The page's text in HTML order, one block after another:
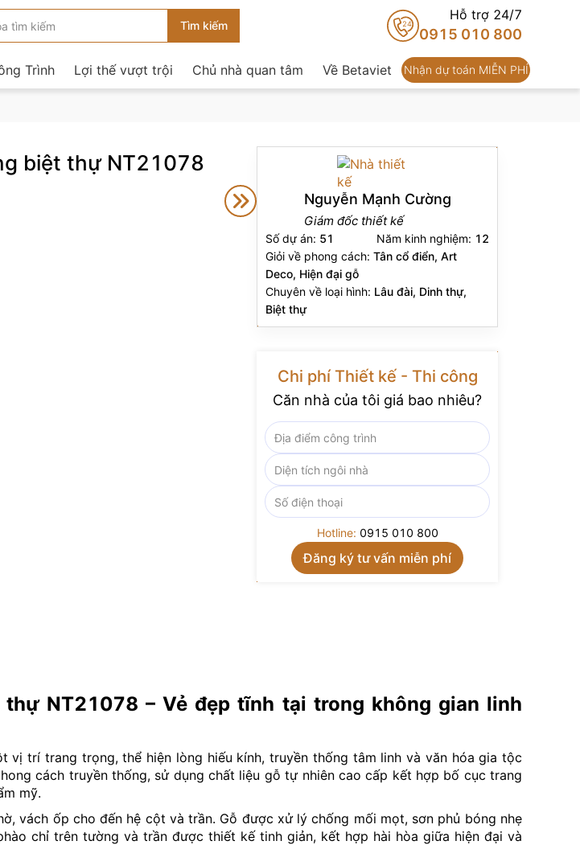
24
Hỗ trợ 24/7
0915 010 800
Trình Lợi thế vượt trội Chủ nhà quan tâm Về Betaviet Nhận dự toán MIỄN PHÍ
biệt thự NT21078
Nguyễn Mạnh Cường
Giám đốc thiết kế
Số dự án: 51 Năm kinh nghiệm: 12
Giỏi về phong cách: Tân cổ điển, Art
Deco, Hiện đại gỗ
Chuyên về loại hình: Lâu đài, Dinh thự,
Biệt thự
Chi phí Thiết kế - Thi công
Căn nhà của tôi giá bao nhiêu?
Hotline: 0915 010 800
NT21078 – Vẻ đẹp tĩnh tại trong không gian linh
vị trí trang trọng, thể hiện lòng hiếu kính, truyền thống tâm linh và văn hóa gia tộc
cách truyền thống, sử dụng chất liệu gỗ tự nhiên cao cấp kết hợp bố cục trang
mỹ.
vách ốp cho đến hệ cột và trần. Gỗ được xử lý chống mối mọt, sơn phủ bóng nhẹ
chỉ trên tường và trần được thiết kế tinh giản, kết hợp hài hòa giữa hiện đại và